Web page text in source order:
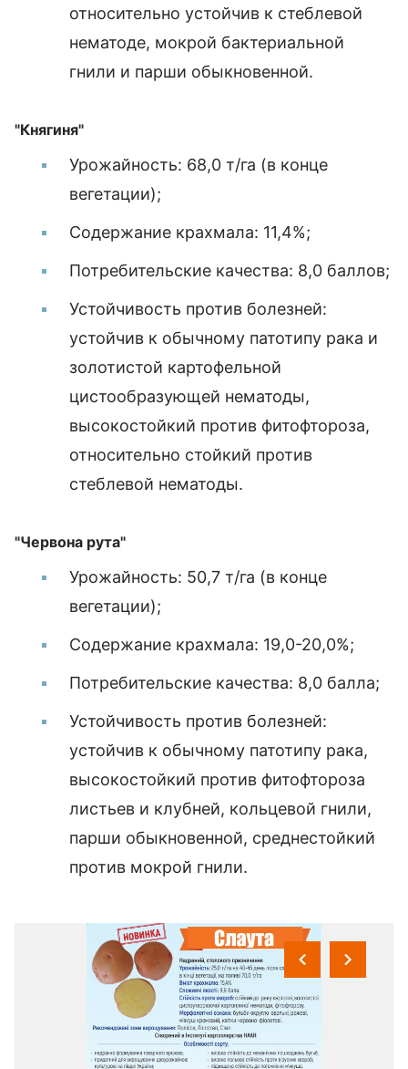
относительно устойчив к стеблевой
нематоде, мокрой бактериальной
гнили и парши обыкновенной.
"Княгиня"
Урожайность: 68,0 т/га (в конце
вегетации);
Содержание крахмала: 11,4%;
Потребительские качества: 8,0 баллов;
Устойчивость против болезней:
устойчив к обычному патотипу рака и
золотистой картофельной
цистообразующей нематоды,
высокостойкий против фитофтороза,
относительно стойкий против
стеблевой нематоды.
"Червона рута"
Урожайность: 50,7 т/га (в конце
вегетации);
Содержание крахмала: 19,0-20,0%;
Потребительские качества: 8,0 балла;
Устойчивость против болезней:
устойчив к обычному патотипу рака,
высокостойкий против фитофтороза
листьев и клубней, кольцевой гнили,
парши обыкновенной, среднестойкий
против мокрой гнили.